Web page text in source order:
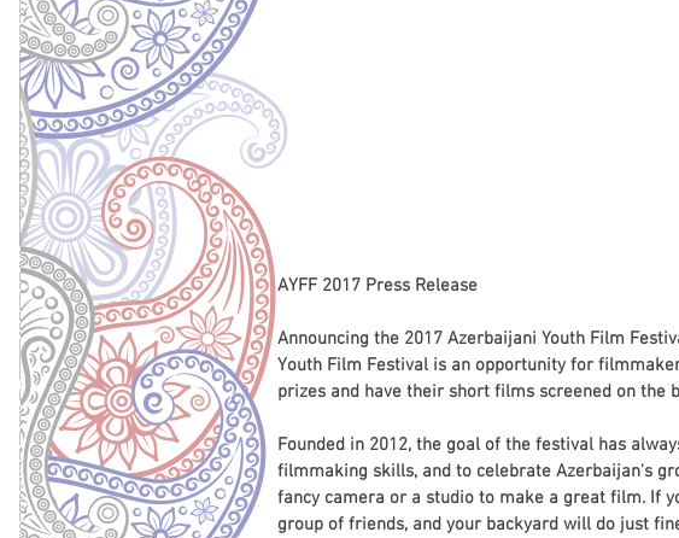
AYFF 2017 Press Release
Announcing the 2017 Azerbaijani Youth Film
Youth Film Festival is an opportunity for
prizes and have their short films screened on the
Founded in 2012, the goal of the festival has
filmmaking skills, and to celebrate Azerbaijan's
fancy camera or a studio to make a great film. If
group of friends, and your backyard will do just